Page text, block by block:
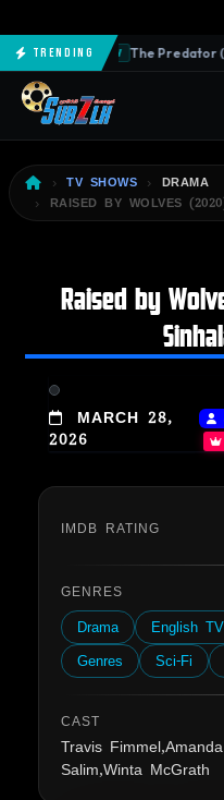
TrendingNEW The Predator
TV SHOWS
DRAMA
RAISED BY WOLVES
Raised by
MARCH 28,
2026
IMDB RATING
GENRES
Drama English
Genres
Sci-Fi
CAST
Travis
Salim,Winta McGrath